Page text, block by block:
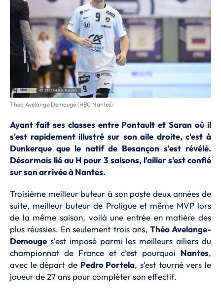
Theo Avelange Demouge (HBC Nantes)
Ayant fait ses classes entre Pontault et Saran où il
s'est rapidement illustré sur son aile droite, c'est à
Dunkerque que le natif de Besançon s'est révélé.
Désormais lié au H pour 3 saisons, l'ailier s'est confié
sur son arrivée à Nantes.
Troisième meilleur buteur à son poste deux années de
suite, meilleur buteur de Proligue et même MVP lors
de la même saison, voilà une entrée en matière des
plus réussies. En seulement trois ans, Théo Avelange-
Demouge s'est imposé parmi les meilleurs ailiers du
championnat de France et c'est pourquoi Nantes,
avec le départ de Pedro Portela, s'est tourné vers le
joueur de 27 ans pour compléter son effectif.